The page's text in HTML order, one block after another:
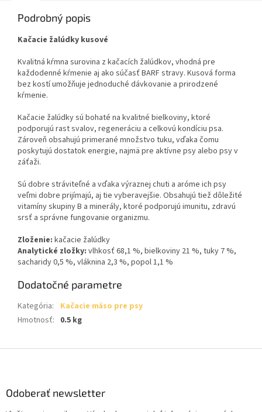
Podrobný popis
Kačacie žalúdky kusové
Kvalitná kŕmna surovina z kačacích žalúdkov, vhodná pre
každodenné kŕmenie aj ako súčasť BARF stravy. Kusová forma
bez kostí umožňuje jednoduché dávkovanie a prirodzené
kŕmenie.
Kačacie žalúdky sú bohaté na kvalitné bielkoviny, ktoré
podporujú rast svalov, regeneráciu a celkovú kondíciu psa.
Zároveň obsahujú primerané množstvo tuku, vďaka čomu
poskytujú dostatok energie, najmä pre aktívne psy alebo psy v
záťaži.
Sú dobre stráviteľné a vďaka výraznej chuti a aróme ich psy
veľmi dobre prijímajú, aj tie vyberavejšie. Obsahujú tiež dôležité
vitamíny skupiny B a minerály, ktoré podporujú imunitu, zdravú
srsť a správne fungovanie organizmu.
Zloženie: kačacie žalúdky
Analytické zložky: vlhkosť 68,1 %, bielkoviny 21 %, tuky 7 %,
sacharidy 0,5 %, vláknina 2,3 %, popol 1,1 %
Dodatočné parametre
Kategória:
Kačacie mäso pre psy
Hmotnosť: 0.5 kg
Odoberať newsletter